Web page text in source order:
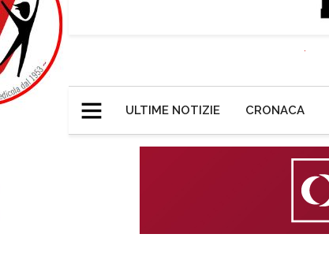
ULTIME NOTIZIE CRONACA